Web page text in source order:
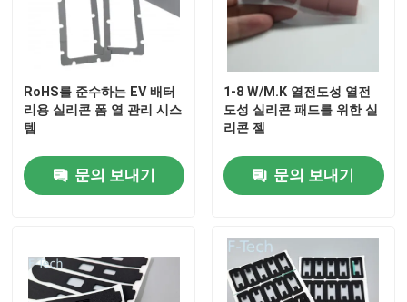
제품
RoHS를 준수하는 EV 배터
리용 실리콘 폼 열 관리 시스
템
문의 보내기
1-8 W/M.K 열전도성 열전
도성 실리콘 패드를 위한 실
리콘 젤
문의 보내기